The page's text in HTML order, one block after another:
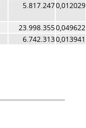
5.817.2470,012029
23.998.3550,049622
6.742.3130,013941